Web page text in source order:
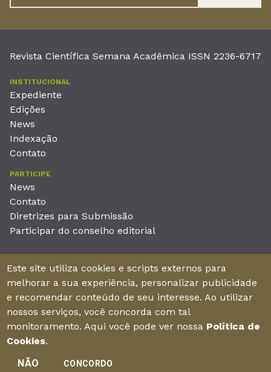
Revista Científica Semana Acadêmica ISSN 2236-6717
INSTITUCIONAL
Expediente
Edições
News
Indexação
Contato
PARTICIPE
News
Contato
Diretrizes para Submissão
Participar do conselho editorial
Unieducar Inteligência Educacional Ltda
CNPJ: 05.569.970/0001-26
Av. Desembargador Moreira, No. 2001 – 11º andar - Bairro
Aldeota
Fortaleza – Ceará - Brasil - CEP 60170-001
Enviar manuscrito
Este site utiliza cookies e scripts externos para
melhorar a sua experiência, personalizar publicidade
e recomendar conteúdo de seu interesse. Ao utilizar
nossos serviços, você concorda com tal
monitoramento. Aqui você pode ver nossa Política de
Cookies.
NÃO
CONCORDO